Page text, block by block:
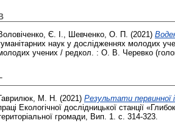
Є. І., Шевченко, О. П. (2021)
наук у дослідженнях молодих
учених / редкол. : О. В. Черевко
М. Н. (2021) Результати первинної
Екологічної дослідницької станції
громади, Вип. 1. с. 314-323.